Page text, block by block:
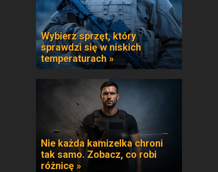
Wybierz sprzęt, który
sprawdzi się w niskich
temperaturach »
Nie każda kamizelka chroni
tak samo. Zobacz, co robi
różnicę »